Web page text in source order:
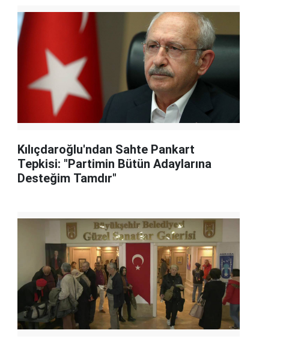
Kılıçdaroğlu'ndan Sahte Pankart
Tepkisi: "Partimin Bütün Adaylarına
Desteğim Tamdır"